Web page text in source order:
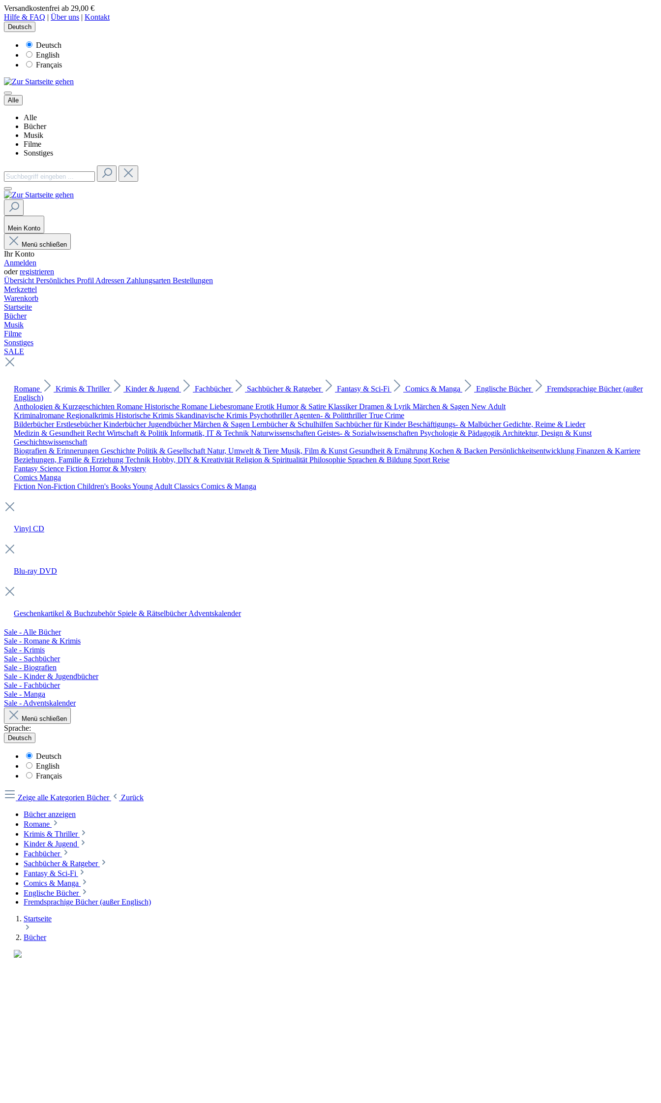
Versandkostenfrei ab 29,00 €
Hilfe & FAQ | Über uns | Kontakt
Deutsch
Deutsch
English
Français
Alle
Alle
Bücher
Musik
Filme
Sonstiges
Mein Konto
Menü schließen
Ihr Konto
Anmelden
oderregistrieren
Übersicht Persönliches Profil Adressen Zahlungsarten Bestellungen
Merkzettel
Warenkorb
Startseite
Bücher
Musik
Filme
Sonstiges
SALE
Romane Krimis & Thriller Kinder & Jugend Fachbücher Sachbücher & Ratgeber Fantasy & Sci-Fi Comics & Manga Englische Bücher
Fremdsprachige Bücher (außer
Englisch)
Anthologien & Kurzgeschichten Romane Historische Romane Liebesromane Erotik Humor & Satire KlassikerDramen & Lyrik Märchen & Sagen New Adult
Kriminalromane Regionalkrimis Historische Krimis Skandinavische Krimis PsychothrillerAgenten- & PolitthrillerTrue Crime
BilderbücherErstlesebücherKinderbücherJugendbücherMärchen & Sagen Lernbücher & Schulhilfen Sachbücher für KinderBeschäftigungs- & MalbücherGedichte, Reime & Lieder
Medizin & Gesundheit Recht Wirtschaft & Politik Informatik, IT & Technik Naturwissenschaften Geistes- & Sozialwissenschaften Psychologie & Pädagogik Architektur, Design & Kunst
Geschichtswissenschaft
Biografien & Erinnerungen Geschichte Politik & Gesellschaft Natur, Umwelt & Tiere Musik, Film & Kunst Gesundheit & Ernährung Kochen & Backen Persönlichkeitsentwicklung Finanzen & Karriere
Beziehungen, Familie & Erziehung Technik Hobby, DIY & Kreativität Religion & Spiritualität Philosophie Sprachen & Bildung Sport Reise
Fantasy Science Fiction Horror & Mystery
Comics Manga
Fiction Non-Fiction Children's BooksYoung Adult Classics Comics & Manga
Vinyl CD
Blu-ray DVD
Geschenkartikel & Buchzubehör Spiele & RätselbücherAdventskalender
Sale - Alle Bücher
Sale - Romane & Krimis
Sale - Krimis
Sale - Sachbücher
Sale - Biografien
Sale - Kinder & Jugendbücher
Sale - Fachbücher
Sale - Manga
Sale - Adventskalender
Menü schließen
Sprache:
Deutsch
Deutsch
English
Français
Zeige alle Kategorien Bücher
Zurück
Bücher anzeigen
Romane
Krimis & Thriller
Kinder & Jugend
Fachbücher
Sachbücher & Ratgeber
Fantasy & Sci-Fi
Comics & Manga
Englische Bücher
Fremdsprachige Bücher (außer Englisch)
Startseite
Bücher